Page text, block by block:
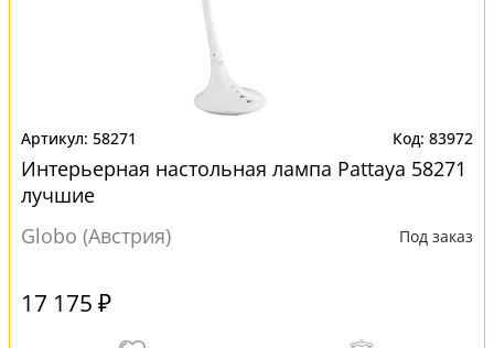
58271 83972
Интерьерная настольная лампа Pattaya 58271
лучшие
Globo (Австрия)
Под заказ
17 175 ₽